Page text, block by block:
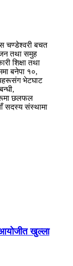
चण्डेश्वरी बचत
तथा समुह
शिक्षा तथा
बनेपा १०,
भेटघाट
छलफल
सदस्य संस्थामा
खुल्ला